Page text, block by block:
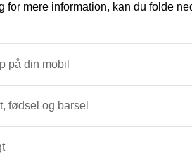
for mere information, kan du folde
på din mobil
fødsel og barsel